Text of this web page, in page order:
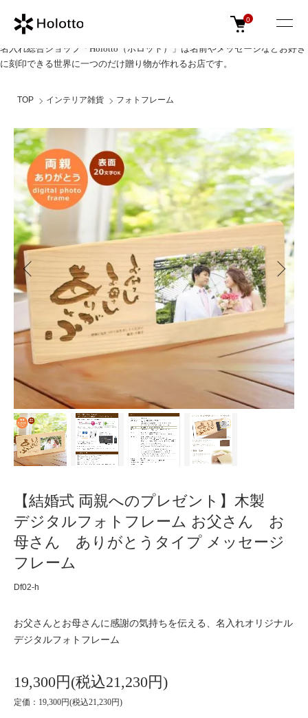
名入れ総合ショップ「Holotto（ホロット）」は名前やメッセージなどお好き
に刻印できる世界に一つのだけ贈り物が作れるお店です。
0
TOP インテリア雑貨 フォトフレーム
【結婚式 両親へのプレゼント】木製
デジタルフォトフレーム お父さん お
母さん ありがとうタイプ メッセージ
フレーム
Df02-h
お父さんとお母さんに感謝の気持ちを伝える、名入れオリジナル
デジタルフォトフレーム
19,300円(税込21,230円)
定価：19,300円(税込21,230円)